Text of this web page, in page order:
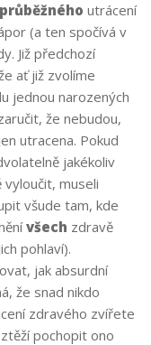
průběžného utrácení
(a ten spočívá v
Již předchozí
ať již zvolíme
jednou narozených
že nebudou,
utracena. Pokud
jakékoliv
vyloučit, museli
všude tam, kde
všech zdravě
pohlaví).
jak absurdní
že snad nikdo
zdravého zvířete
pochopit ono